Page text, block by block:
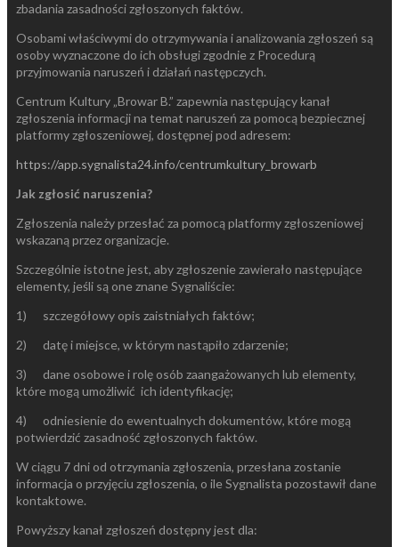
zbadania zasadności zgłoszonych faktów.
Osobami właściwymi do otrzymywania i analizowania zgłoszeń są
osoby wyznaczone do ich obsługi zgodnie z Procedurą
przyjmowania naruszeń i działań następczych.
Centrum Kultury „Browar B.” zapewnia następujący kanał
zgłoszenia informacji na temat naruszeń za pomocą bezpiecznej
platformy zgłoszeniowej, dostępnej pod adresem:
https://app.sygnalista24.info/centrumkultury_browarb
Jak zgłosić naruszenia?
Zgłoszenia należy przesłać za pomocą platformy zgłoszeniowej
wskazaną przez organizacje.
Szczególnie istotne jest, aby zgłoszenie zawierało następujące
elementy, jeśli są one znane Sygnaliście:
1) szczegółowy opis zaistniałych faktów;
2) datę i miejsce, w którym nastąpiło zdarzenie;
3) dane osobowe i rolę osób zaangażowanych lub elementy,
które mogą umożliwić ich identyfikację;
4) odniesienie do ewentualnych dokumentów, które mogą
potwierdzić zasadność zgłoszonych faktów.
W ciągu 7 dni od otrzymania zgłoszenia, przesłana zostanie
informacja o przyjęciu zgłoszenia, o ile Sygnalista pozostawił dane
kontaktowe.
Powyższy kanał zgłoszeń dostępny jest dla: